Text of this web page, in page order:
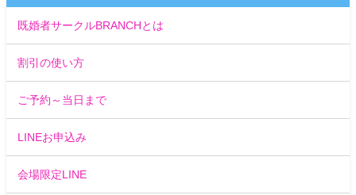
既婚者サークルBRANCHとは
割引の使い方
ご予約～当日まで
LINEお申込み
会場限定LINE